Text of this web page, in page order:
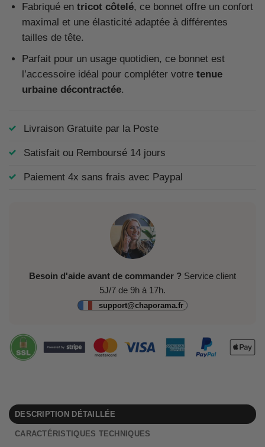
Fabriqué en tricot côtelé, ce bonnet offre un confort
maximal et une élasticité adaptée à différentes
tailles de tête.
Parfait pour un usage quotidien, ce bonnet est
l’accessoire idéal pour compléter votre tenue
urbaine décontractée.
Livraison Gratuite par la Poste
Satisfait ou Remboursé 14 jours
Paiement 4x sans frais avec Paypal
Besoin d'aide avant de commander ? Service client
5J/7 de 9h à 17h.
support@chaporama.fr
DESCRIPTION DÉTAILLÉE
CARACTÉRISTIQUES TECHNIQUES